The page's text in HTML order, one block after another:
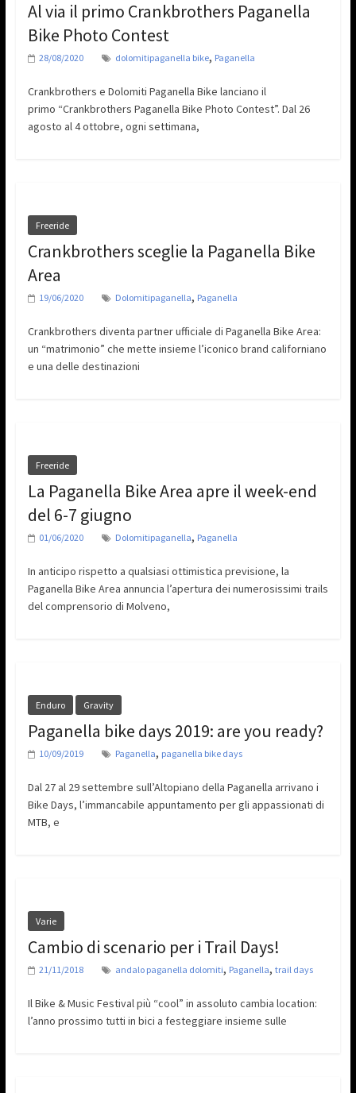
Al via il primo Crankbrothers Paganella
Bike Photo Contest
28/08/2020 dolomitipaganella bike, Paganella
Crankbrothers e Dolomiti Paganella Bike lanciano il
primo “Crankbrothers Paganella Bike Photo Contest”. Dal 26
agosto al 4 ottobre, ogni settimana,
Freeride
Crankbrothers sceglie la Paganella Bike
Area
19/06/2020 Dolomitipaganella, Paganella
Crankbrothers diventa partner ufficiale di Paganella Bike Area:
un “matrimonio” che mette insieme l’iconico brand californiano
e una delle destinazioni
Freeride
La Paganella Bike Area apre il week-end
del 6-7 giugno
01/06/2020 Dolomitipaganella, Paganella
In anticipo rispetto a qualsiasi ottimistica previsione, la
Paganella Bike Area annuncia l’apertura dei numerosissimi trails
del comprensorio di Molveno,
Enduro Gravity
Paganella bike days 2019: are you ready?
10/09/2019 Paganella, paganella bike days
Dal 27 al 29 settembre sull’Altopiano della Paganella arrivano i
Bike Days, l’immancabile appuntamento per gli appassionati di
MTB, e
Varie
Cambio di scenario per i Trail Days!
21/11/2018 andalo paganella dolomiti, Paganella, trail days
Il Bike & Music Festival più “cool” in assoluto cambia location:
l’anno prossimo tutti in bici a festeggiare insieme sulle